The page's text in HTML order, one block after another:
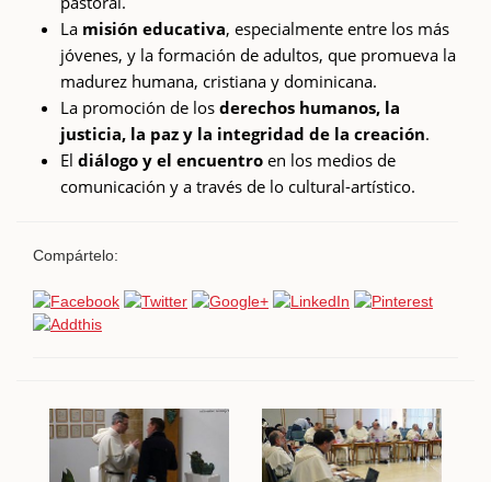
La misión educativa, especialmente entre los más
jóvenes, y la formación de adultos, que promueva la
madurez humana, cristiana y dominicana.
La promoción de los derechos humanos, la
justicia, la paz y la integridad de la creación.
El diálogo y el encuentro en los medios de
comunicación y a través de lo cultural-artístico.
Compártelo: